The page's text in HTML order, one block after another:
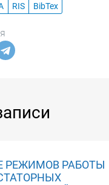
RIS BibTex
РЕЖИМОВ РАБОТЫ